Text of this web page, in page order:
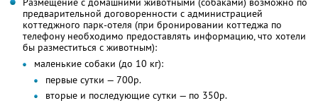
предварительной договоренности с администрацией
коттеджного парк-отеля (при бронировании коттеджа по
телефону необходимо предоставлять информацию, что хотели
бы разместиться с животным):
маленькие собаки (до 10 кг):
первые сутки — 700р.
вторые и последующие сутки — по 350р.